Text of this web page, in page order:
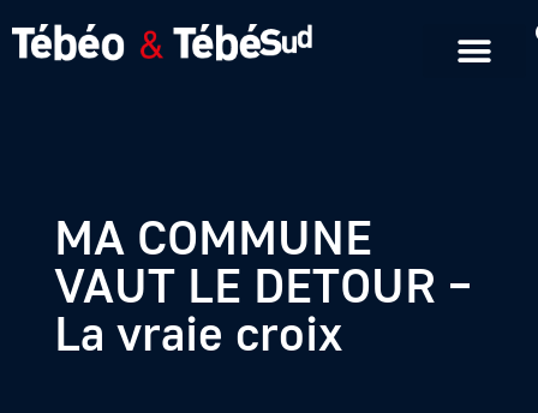
MA COMMUNE
VAUT LE DETOUR –
La vraie croix